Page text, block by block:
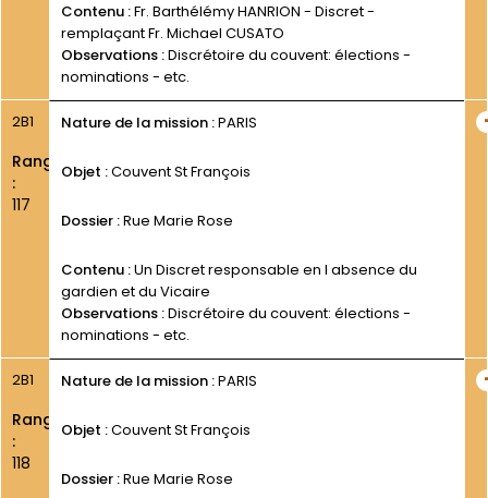
Contenu :Fr. Barthélémy HANRION - Discret -
remplaçant Fr. Michael CUSATO
Observations :Discrétoire du couvent: élections -
nominations - etc.
2B1
Rang
:
117
Nature de la mission :PARIS
Objet :Couvent St François
Dossier :Rue Marie Rose
Contenu :Un Discret responsable en l absence du
gardien et du Vicaire
Observations :Discrétoire du couvent: élections -
nominations - etc.
2B1
Rang
:
118
Nature de la mission :PARIS
Objet :Couvent St François
Dossier :Rue Marie Rose